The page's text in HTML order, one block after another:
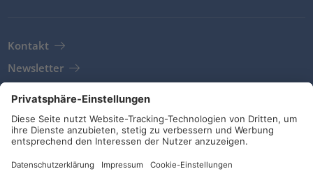
Kontakt
Newsletter
AGB
Richtlinien und Bekenntnisse
Soziale Medien